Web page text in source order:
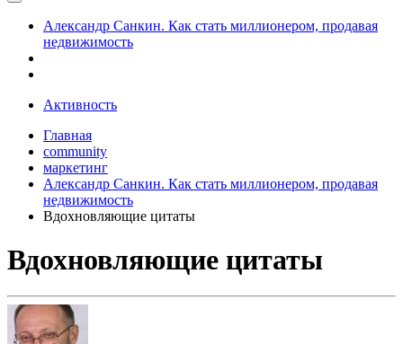
Александр Санкин. Как стать миллионером, продавая
недвижимость
Активность
Главная
community
маркетинг
Александр Санкин. Как стать миллионером, продавая
недвижимость
Вдохновляющие цитаты
Вдохновляющие цитаты